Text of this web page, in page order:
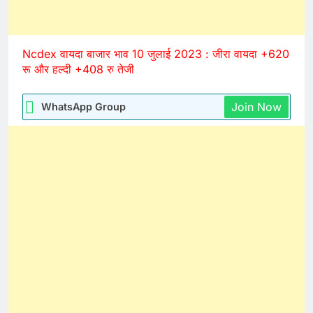
Ncdex वायदा बाजार भाव 10 जुलाई 2023 : जीरा वायदा +620
रू और हल्दी +408 रु तेजी
WhatsApp Group Join Now